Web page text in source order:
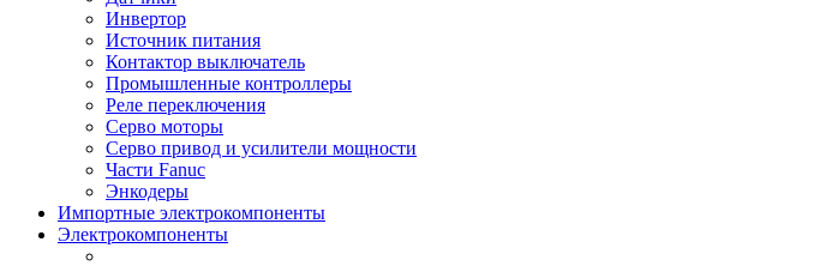
Инвертор
Источник питания
Контактор выключатель
Промышленные контроллеры
Реле переключения
Серво моторы
Серво привод и усилители мощности
Части Fanuc
Энкодеры
Импортные электрокомпоненты
Электрокомпоненты